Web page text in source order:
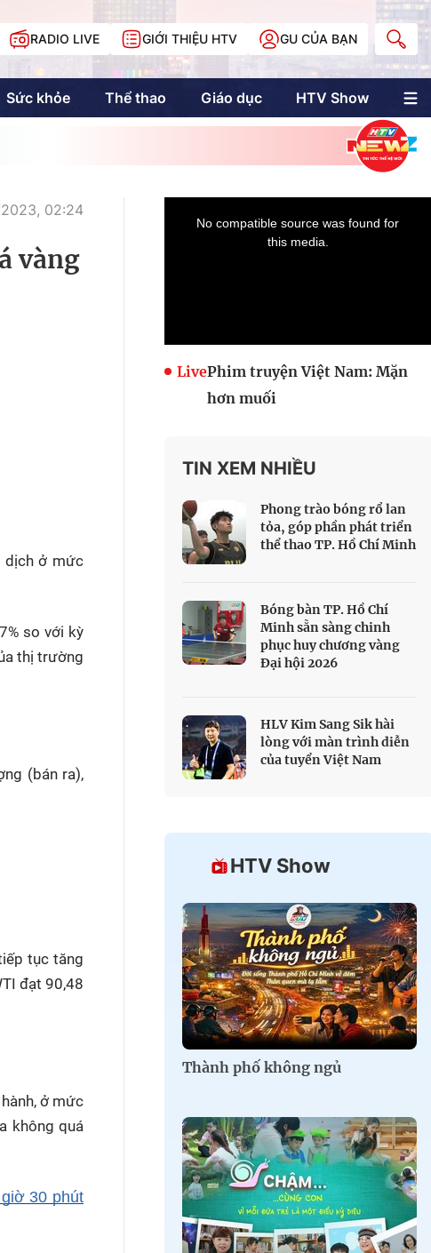
RADIO LIVE GIỚI THIỆU HTV GU CỦA BẠN
Sức khỏe Thể thao Giáo dục HTV Show
SEA Games 33
Multimedia
Multiform
Doanh nhân Sài
Gòn
02:24
vàng
dịch ở mức
so với kỳ
thị trường
(bán ra),
tục tăng
đạt 90,48
ở mức
không quá
30 phút
LivePhim truyện Việt Nam: Mặn
hơn muối
TIN XEM NHIỀU
Phong trào bóng rổ lan
tỏa, góp phần phát triển
thể thao TP. Hồ Chí Minh
Bóng bàn TP. Hồ Chí
Minh sẵn sàng chinh
phục huy chương vàng
Đại hội 2026
HLV Kim Sang Sik hài
lòng với màn trình diễn
của tuyển Việt Nam
HTV Show
Thành phố không ngủ